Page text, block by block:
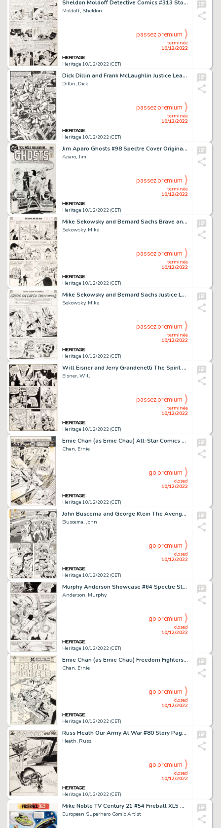
Sheldon Moldoff Detective Comics #313 Story Page 2 Original Art (DC, 1963)...
Moldoff, Sheldon
Heritage 10/12/2022 (CET)
terminée
10/12/2022
passez premium
Dick Dillin and Frank McLaughlin Justice League of America #147 Story Page 5 Original Art (DC, 1977)....
Dillin, Dick
Heritage 10/12/2022 (CET)
terminée
10/12/2022
passez premium
Jim Aparo Ghosts #98 Spectre Cover Original Art (DC, 1981)....
Aparo, Jim
Heritage 10/12/2022 (CET)
terminée
10/12/2022
passez premium
Mike Sekowsky and Bernard Sachs Brave and the Bold #30 Justice League of America Story Page 24 Original Art (DC, 1...
Sekowsky, Mike
Heritage 10/12/2022 (CET)
terminée
10/12/2022
passez premium
Mike Sekowsky and Bernard Sachs Justice League of America #22 JLA/JSA Story Page 10 Original Art (DC, 1963)....
Sekowsky, Mike
Heritage 10/12/2022 (CET)
terminée
10/12/2022
passez premium
Will Eisner and Jerry Grandenetti The Spirit Story Page 2 Original Art dated 2-8-1948 (Register and Tribune Syndic...
Eisner, Will
Heritage 10/12/2022 (CET)
terminée
10/12/2022
passez premium
Ernie Chan (as Ernie Chau) All-Star Comics #61 Cover Original Art (DC, 1976)....
Chan, Ernie
Heritage 10/12/2022 (CET)
closed
10/12/2022
go premium
John Buscema and George Klein The Avengers #55 Story Page 7 Original Art (Marvel, 1968)....
Buscema, John
Heritage 10/12/2022 (CET)
closed
10/12/2022
go premium
Murphy Anderson Showcase #64 Spectre Story Page 16 Original Art (DC, 1966)....
Anderson, Murphy
Heritage 10/12/2022 (CET)
closed
10/12/2022
go premium
Ernie Chan (as Ernie Chau) Freedom Fighters #4 Wonder Woman Cover Original Art (DC, 1976)....
Chan, Ernie
Heritage 10/12/2022 (CET)
closed
10/12/2022
go premium
Russ Heath Our Army At War #80 Story Page 1 Original Art (DC, 1959)....
Heath, Russ
Heritage 10/12/2022 (CET)
closed
10/12/2022
go premium
Mike Noble TV Century 21 #54 Fireball XL5 Story Page 1 Original Art (Century 21 Publications, 1966)....
European Superhero Comic Artist